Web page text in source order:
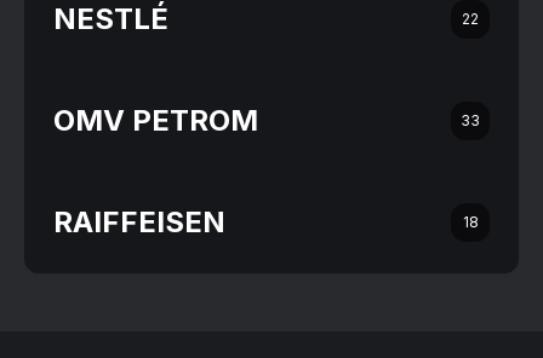
NESTLÉ 22
OMV PETROM 33
RAIFFEISEN 18